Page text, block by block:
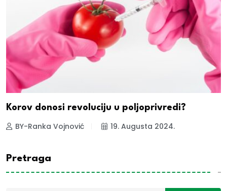
Korov donosi revoluciju u poljoprivredi?
BY-Ranka Vojnović 19. Augusta 2024.
Pretraga